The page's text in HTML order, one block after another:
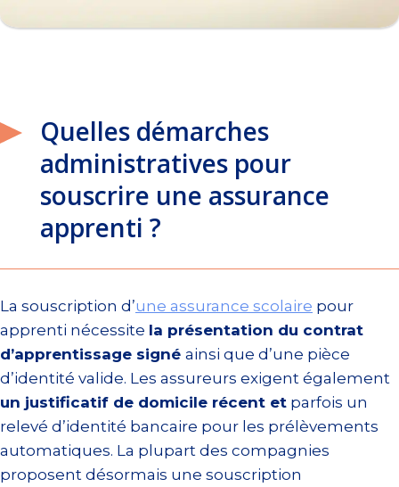
Quelles démarches
administratives pour
souscrire une assurance
apprenti ?
La souscription d’une assurance scolaire pour
apprenti nécessite la présentation du contrat
d’apprentissage signé ainsi que d’une pièce
d’identité valide. Les assureurs exigent également
un justificatif de domicile récent et parfois un
relevé d’identité bancaire pour les prélèvements
automatiques. La plupart des compagnies
proposent désormais une souscription